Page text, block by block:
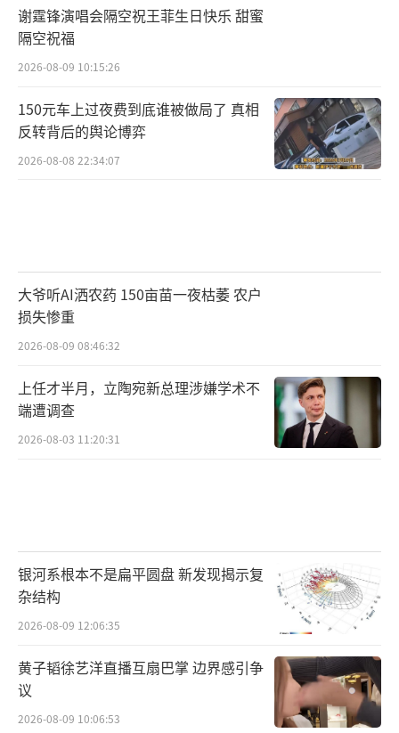
谢霆锋演唱会隔空祝王菲生日快乐 甜蜜
隔空祝福
2026-08-09 10:15:26
150元车上过夜费到底谁被做局了 真相
反转背后的舆论博弈
2026-08-08 22:34:07
大爷听AI洒农药 150亩苗一夜枯萎 农户
损失惨重
2026-08-09 08:46:32
上任才半月，立陶宛新总理涉嫌学术不
端遭调查
2026-08-03 11:20:31
银河系根本不是扁平圆盘 新发现揭示复
杂结构
2026-08-09 12:06:35
黄子韬徐艺洋直播互扇巴掌 边界感引争
议
2026-08-09 10:06:53